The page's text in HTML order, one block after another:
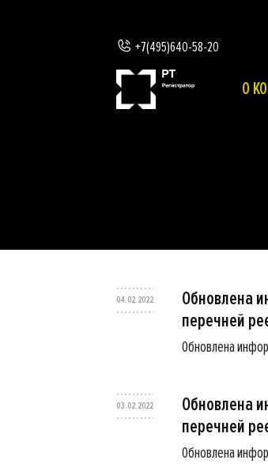
+7(495)640-58-20
О
04.02.2022
Обновлена
перечней
Обновлена
03.02.2022
Обновлена
перечней
Обновлена